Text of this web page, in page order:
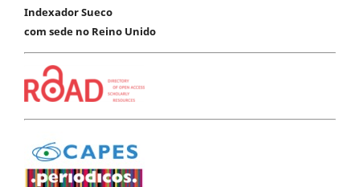
Indexador Sueco
com sede no Reino Unido